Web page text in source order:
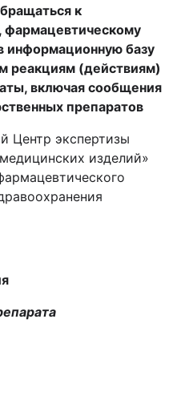
к
фармацевтическому
информационную базу
реакциям (действиям)
включая сообщения
препаратов
Центр экспертизы
изделий»